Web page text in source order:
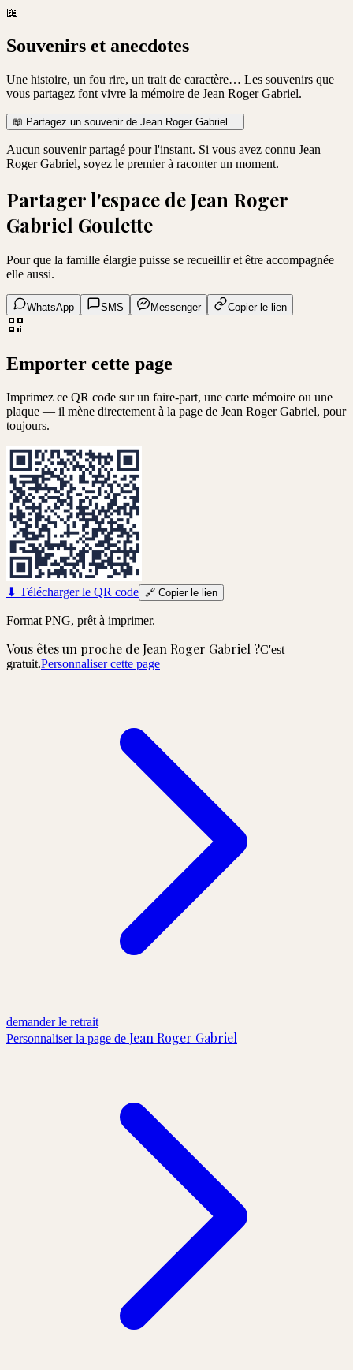
📖
Souvenirs et anecdotes
Une histoire, un fou rire, un trait de caractère… Les souvenirs que
vous partagez font vivre la mémoire de Jean Roger Gabriel.
📖 Partagez un souvenir de Jean Roger Gabriel …
Aucun souvenir partagé pour l'instant. Si vous avez connu Jean
Roger Gabriel, soyez le premier à raconter un moment.
Partager l'espace deJean Roger
Gabriel Goulette
Pour que la famille élargie puisse se recueillir et être accompagnée
elle aussi.
WhatsApp SMS Messenger Copier le lien
Emporter cette page
Imprimez ce QR code sur un faire-part, une carte mémoire ou une
plaque — il mène directement à la page de Jean Roger Gabriel, pour
toujours.
⬇ Télécharger le QR code 🔗 Copier le lien
Format PNG, prêt à imprimer.
Vous êtes un proche de Jean Roger Gabriel ?C'est
gratuit.Personnaliser cette page
demander le retrait
Personnaliser la page de Jean Roger Gabriel